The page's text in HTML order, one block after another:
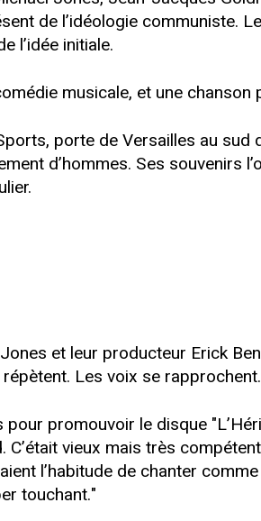
de l’idéologie communiste.
l’idée initiale.
musicale, et une chanson
porte de Versailles au
d’hommes. Ses souvenirs
et leur producteur Erick
Les voix se
promouvoir le disque
vieux mais très
l’habitude de chanter
touchant."